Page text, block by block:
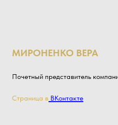
МИРОНЕНКО ВЕРА
Почетный представитель
Страница в ВКонтакте